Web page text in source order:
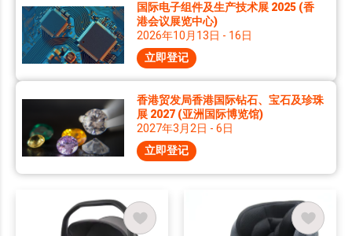
国际电子组件及生产技术展 2025 (香
港会议展览中心)
2026年10月13日 - 16日
立即登记
香港贸发局香港国际钻石、宝石及珍珠
展 2027 (亚洲国际博览馆)
2027年3月2日 - 6日
立即登记